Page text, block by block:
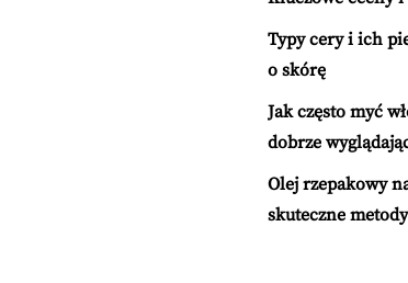
Typy cery i ich
o skórę
Jak często myć
dobrze
Olej rzepakowy
skuteczne